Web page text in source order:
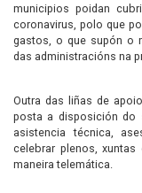
municipios poidan
coronavirus, polo que
gastos, o que supón o
das administracións na
Outra das liñas de
posta a disposición do
asistencia técnica,
celebrar plenos,
maneira telemática.